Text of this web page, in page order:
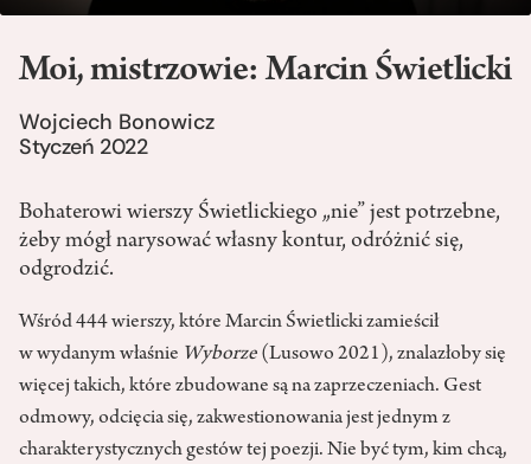
Moi, mistrzowie: Marcin Świetlicki
Wojciech Bonowicz
Styczeń 2022
Bohaterowi wierszy Świetlickiego „nie” jest potrzebne,
żeby mógł narysować własny kontur, odróżnić się,
odgrodzić.
Wśród 444 wierszy, które Marcin Świetlicki zamieścił
w wydanym właśnie Wyborze (Lusowo 2021), znalazłoby się
więcej takich, które zbudowane są na zaprzeczeniach. Gest
odmowy, odcięcia się, zakwestionowania jest jednym z
charakterystycznych gestów tej poezji. Nie być tym, kim chcą,